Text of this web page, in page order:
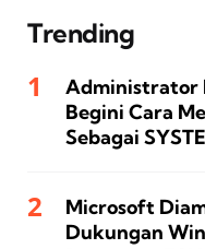
Trending
Administrator
Begini Cara
Sebagai
Microsoft
Dukungan